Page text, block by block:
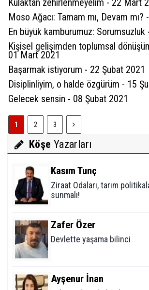
Kulaktan zehirlenmeyelim - 22 Mart
Moso Ağacı: Tamam mı, Devam
En büyük kamburumuz:
Kişisel gelişimden toplumsal
01 Mart 2021
Başarmak istiyorum - 22 Şubat 2021
Disiplinliyim, o halde özgürüm - 15
Gelecek sensin - 08 Şubat 2021
1 2 3
Köşe Yazarları
Sultan Akbulut
Karaman 32 yaşında
Mustafa Koçak
Modern çağın putları!
Kasım Tunç
Ziraat Odaları, tarım
sunmalı!
Zafer Özer
Devlette yaşama bilinci
Ayşenur İnan